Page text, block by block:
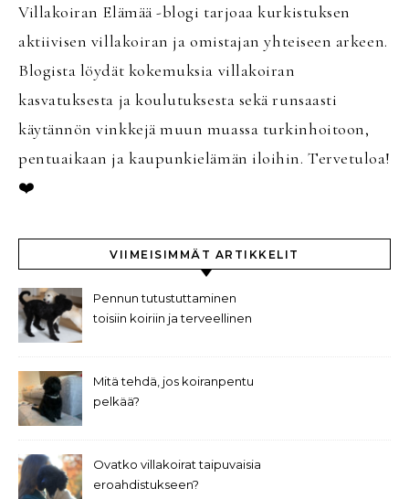
Villakoiran Elämää -blogi tarjoaa kurkistuksen
aktiivisen villakoiran ja omistajan yhteiseen arkeen.
Blogista löydät kokemuksia villakoiran
kasvatuksesta ja koulutuksesta sekä runsaasti
käytännön vinkkejä muun muassa turkinhoitoon,
pentuaikaan ja kaupunkielämän iloihin. Tervetuloa!
❤️
VIIMEISIMMÄT ARTIKKELIT
Pennun tutustuttaminen
toisiin koiriin ja terveellinen
Mitä tehdä, jos koiranpentu
pelkää?
Ovatko villakoirat taipuvaisia
eroahdistukseen?